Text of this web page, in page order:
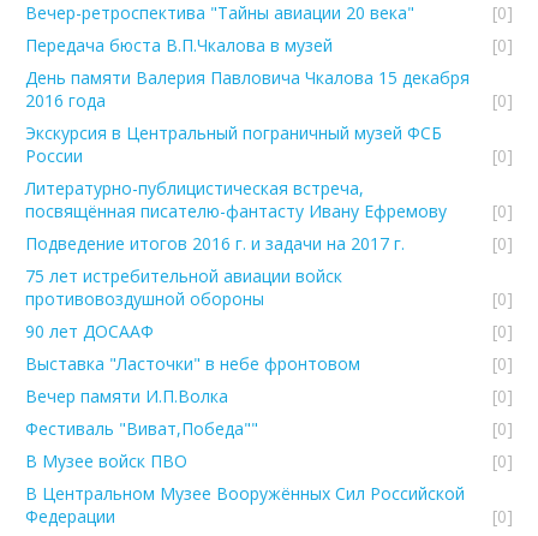
Вечер-ретроспектива "Тайны авиации 20 века"
[0]
Передача бюста В.П.Чкалова в музей
[0]
День памяти Валерия Павловича Чкалова 15 декабря
2016 года
[0]
Экскурсия в Центральный пограничный музей ФСБ
России
[0]
Литературно-публицистическая встреча,
посвящённая писателю-фантасту Ивану Ефремову
[0]
Подведение итогов 2016 г. и задачи на 2017 г.
[0]
75 лет истребительной авиации войск
противовоздушной обороны
[0]
90 лет ДОСААФ
[0]
Выставка "Ласточки" в небе фронтовом
[0]
Вечер памяти И.П.Волка
[0]
Фестиваль "Виват,Победа""
[0]
В Музее войск ПВО
[0]
В Центральном Музее Вооружённых Сил Российской
Федерации
[0]